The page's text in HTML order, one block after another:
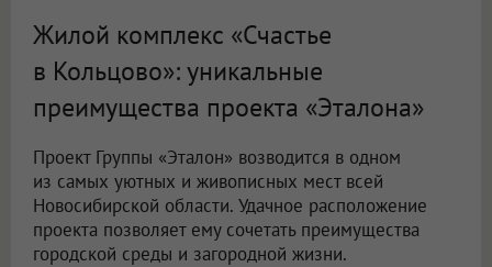
Жилой комплекс «Счастье
в Кольцово»: уникальные
преимущества проекта «Эталона»
Проект Группы «Эталон» возводится в одном
из самых уютных и живописных мест всей
Новосибирской области. Удачное расположение
проекта позволяет ему сочетать преимущества
городской среды и загородной жизни.